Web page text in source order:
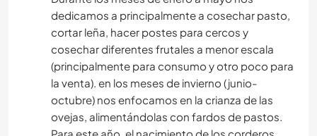
dedicamos a principalmente a cosechar pasto,
cortar leña, hacer postes para cercos y
cosechar diferentes frutales a menor escala
(principalmente para consumo y otro poco para
la venta). en los meses de invierno (junio-
octubre) nos enfocamos en la crianza de las
ovejas, alimentándolas con fardos de pastos.